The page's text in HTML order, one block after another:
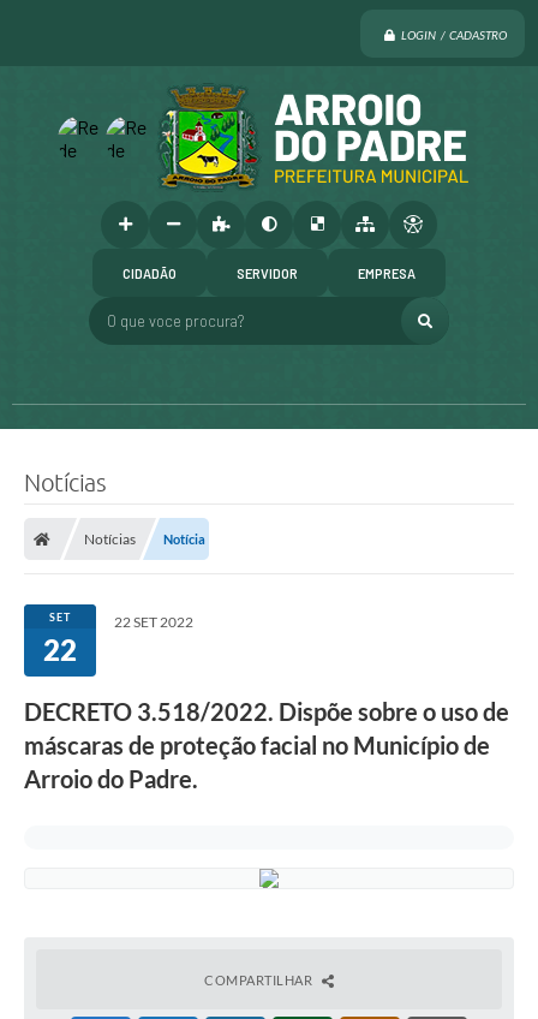
LOGIN / CADASTRO
O que voce procura?
CIDADÃO SERVIDOR EMPRESA
Notícias
Notícias Notícia
SET
22
22 SET 2022
DECRETO 3.518/2022. Dispõe sobre o uso de
máscaras de proteção facial no Município de
Arroio do Padre.
COMPARTILHAR